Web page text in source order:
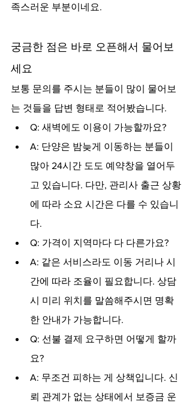
족스러운 부분이네요.
궁금한 점은 바로 오픈해서 물어보
세요
보통 문의를 주시는 분들이 많이 물어보
는 것들을 답변 형태로 적어봤습니다.
Q: 새벽에도 이용이 가능할까요?
A: 단양은 밤늦게 이동하는 분들이
많아 24시간 도도 예약창을 열어두
고 있습니다. 다만, 관리사 출근 상황
에 따라 소요 시간은 다를 수 있습니
다.
Q: 가격이 지역마다 다 다른가요?
A: 같은 서비스라도 이동 거리나 시
간에 따라 조율이 필요합니다. 상담
시 미리 위치를 말씀해주시면 명확
한 안내가 가능합니다.
Q: 선불 결제 요구하면 어떻게 할까
요?
A: 무조건 피하는 게 상책입니다. 신
뢰 관계가 없는 상태에서 보증금 운